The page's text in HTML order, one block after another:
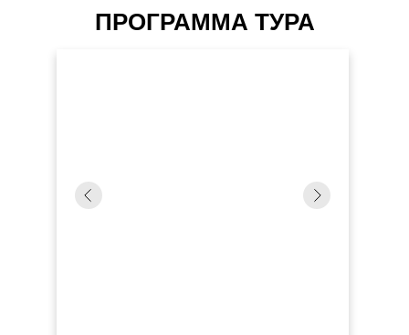
ПРОГРАММА ТУРА